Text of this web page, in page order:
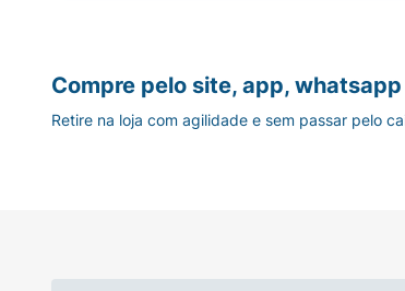
• Fitas Flex: Ajuste cômodo e
• Loção hipoalergênica: ajuda a
Compre pelo site, app,
Retire na loja com agilidade e sem passar pelo